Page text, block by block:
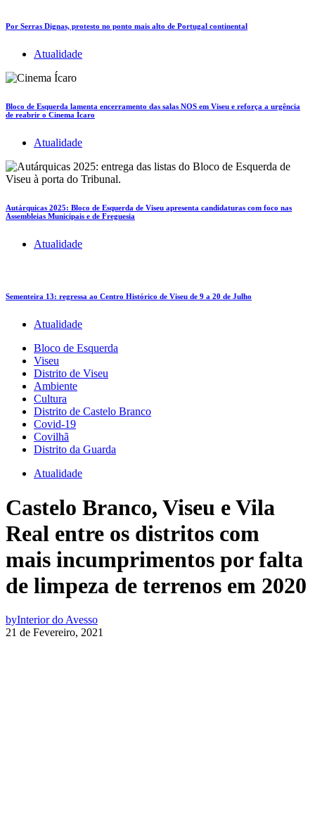
Por Serras Dignas, protesto no ponto mais alto de Portugal continental
Atualidade
Bloco de Esquerda lamenta encerramento das salas NOS em Viseu e reforça a urgência
de reabrir o Cinema Ícaro
Atualidade
Autárquicas 2025: Bloco de Esquerda de Viseu apresenta candidaturas com foco nas
Assembleias Municipais e de Freguesia
Atualidade
Sementeira 13: regressa ao Centro Histórico de Viseu de 9 a 20 de Julho
Atualidade
Bloco de Esquerda
Viseu
Distrito de Viseu
Ambiente
Cultura
Distrito de Castelo Branco
Covid-19
Covilhã
Distrito da Guarda
Atualidade
Castelo Branco, Viseu e Vila
Real entre os distritos com
mais incumprimentos por falta
de limpeza de terrenos em 2020
byInterior do Avesso
21 de Fevereiro, 2021